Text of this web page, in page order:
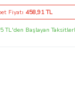
Fiyatı 458,91 TL
TL'den Başlayan